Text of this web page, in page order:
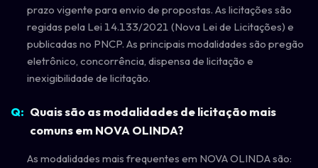
prazo vigente para envio de propostas. As licitações são
regidas pela Lei 14.133/2021 (Nova Lei de Licitações) e
publicadas no PNCP. As principais modalidades são pregão
eletrônico, concorrência, dispensa de licitação e
inexigibilidade de licitação.
Quais são as modalidades de licitação mais
comuns em NOVA OLINDA?
As modalidades mais frequentes em NOVA OLINDA são: